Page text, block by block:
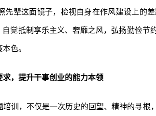
先辈这面镜子，检视自身在作风建设上的
觉抵制享乐主义、奢靡之风，弘扬勤俭
色。
，提升干事创业的能力本领
训，不仅是一次历史的回望、精神的寻